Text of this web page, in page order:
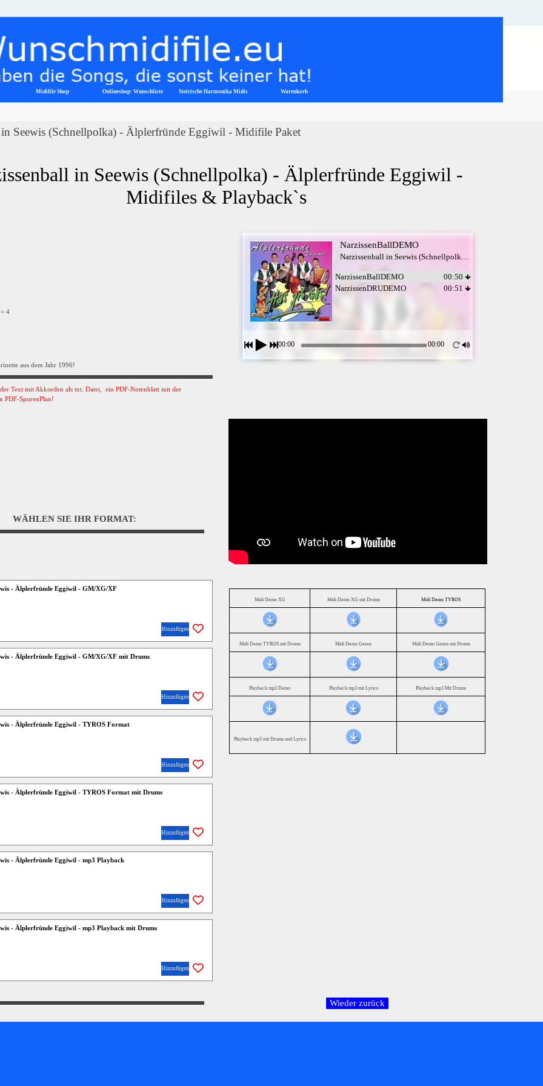
Menü überspringen
Midifile Shop ▼
Onlineshop: Wunschliste Steirische Harmonika Midis ▼
Warenkorb
in Seewis (Schnellpolka) - Älplerfründe Eggiwil - Midifile Paket
in Seewis (Schnellpolka) - Älplerfründe Eggiwil -
Midifiles & Playback`s
4
aus dem Jahr 1996!
Text mit Akkorden als txt. Datei, ein PDF-Notenblatt mit der
PDF-SpurenPlan!
NarzissenBallDEMO
Narzissenball in Seewis (Schnellpolka) - Älplerfründe Eggiwil
NarzissenBallDEMO
00:50
NarzissenDRUDEMO
00:51
00:00 00:00
WÄHLEN SIE IHR FORMAT:
- Älplerfründe Eggiwil - GM/XG/XF
Hinzufügen
- Älplerfründe Eggiwil - GM/XG/XF mit Drums
Hinzufügen
- Älplerfründe Eggiwil - TYROS Format
Hinzufügen
- Älplerfründe Eggiwil - TYROS Format mit Drums
Hinzufügen
- Älplerfründe Eggiwil - mp3 Playback
Hinzufügen
- Älplerfründe Eggiwil - mp3 Playback mit Drums
Hinzufügen
Midi Demo XG Midi Demo XG mit Drums Midi Demo TYROS
Midi Demo TYROS mit Drums Midi Demo Genos Midi Demo Genos mit Drums
Playback mp3 Demo Playback mp3 mit Lyrics Playback mp3 Mit Drums
Playback mp3 mit Drums und Lyrics